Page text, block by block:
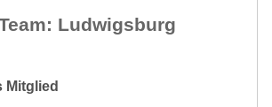
Ludwigsburg
Mitglied